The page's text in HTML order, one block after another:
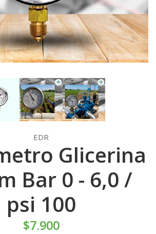
EDR
Glicerina
Bar 0 - 6,0 /
psi 100
$7.900